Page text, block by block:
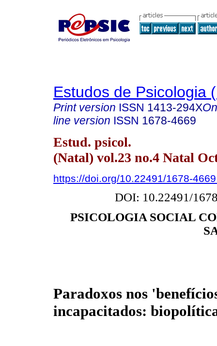
Estudos de Psicologia
Print version ISSN 1413-294X
line version ISSN 1678-4669
Estud. psicol.
(Natal) vol.23 no.4 Natal
https://doi.org/10.22491/1678-
DOI: 10.22491/
PSICOLOGIA SOCIAL
Paradoxos nos
incapacitados: